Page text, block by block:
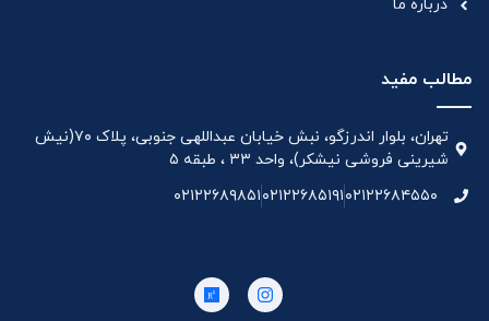
درباره ما
مطالب مفید
تهران، بلوار اندرزگو، نبش خیابان عبداللهی جنوبی، پلاک ۷۰(نیش
شیرینی فروشی نیشکر)، واحد ۳۳ ، طبقه ۵
۰۲۱۲۲۶۸۴۵۵۰۰۲۱۲۲۶۸۵۱۹۱۰۲۱۲۲۶۸۹۸۵۱